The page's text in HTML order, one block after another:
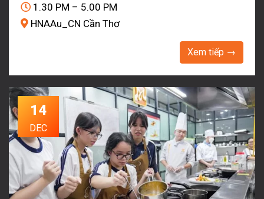
1.30 PM – 5.00 PM
HNAAu_CN Cần Thơ
Xem tiếp →
14
DEC